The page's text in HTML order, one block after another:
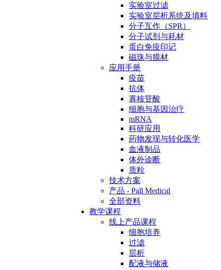
实验室过滤
实验室层析系统及填料
分子互作（SPR）
分子试剂与耗材
蛋白免疫印记
磁珠与膜材
应用手册
疫苗
抗体
寡核苷酸
细胞与基因治疗
mRNA
科研应用
药物发现与转化医学
血液制品
体外诊断
质粒
技术方案
产品 - Pall Medical
全部资料
教学课程
线上产品课程
细胞培养
过滤
层析
配液与储液